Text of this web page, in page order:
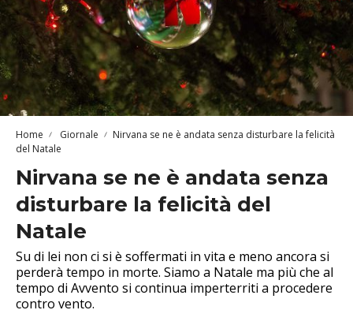
Home Giornale
Nirvana se ne è andata senza disturbare la felicità
del Natale
Nirvana se ne è andata senza
disturbare la felicità del
Natale
Su di lei non ci si è soffermati in vita e meno ancora si
perderà tempo in morte. Siamo a Natale ma più che al
tempo di Avvento si continua imperterriti a procedere
contro vento.